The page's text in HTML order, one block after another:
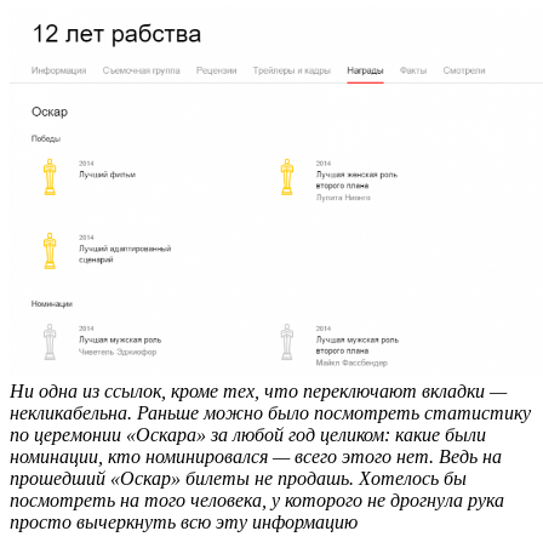
Ни одна из ссылок, кроме тех, что переключают вкладки —
некликабельна. Раньше можно было посмотреть статистику
по церемонии «Оскара» за любой год целиком: какие были
номинации, кто номинировался — всего этого нет. Ведь на
прошедший «Оскар» билеты не продашь. Хотелось бы
посмотреть на того человека, у которого не дрогнула рука
просто вычеркнуть всю эту информацию